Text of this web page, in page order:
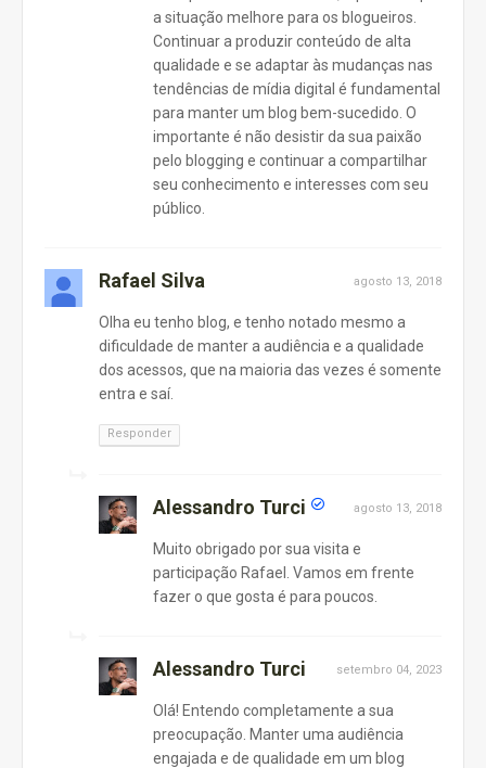
a situação melhore para os blogueiros.
Continuar a produzir conteúdo de alta
qualidade e se adaptar às mudanças nas
tendências de mídia digital é fundamental
para manter um blog bem-sucedido. O
importante é não desistir da sua paixão
pelo blogging e continuar a compartilhar
seu conhecimento e interesses com seu
público.
Rafael Silva agosto 13, 2018
Olha eu tenho blog, e tenho notado mesmo a
dificuldade de manter a audiência e a qualidade
dos acessos, que na maioria das vezes é somente
entra e saí.
Responder
Alessandro Turci agosto 13, 2018
Muito obrigado por sua visita e
participação Rafael. Vamos em frente
fazer o que gosta é para poucos.
Alessandro Turci setembro 04, 2023
Olá! Entendo completamente a sua
preocupação. Manter uma audiência
engajada e de qualidade em um blog